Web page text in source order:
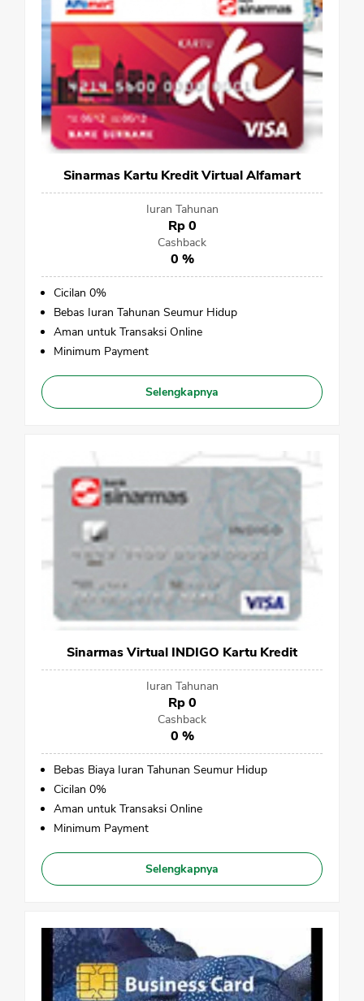
Sinarmas Kartu Kredit Virtual Alfamart
Iuran Tahunan
Rp 0
Cashback
0 %
Cicilan 0%
Bebas Iuran Tahunan Seumur Hidup
Aman untuk Transaksi Online
Minimum Payment
Selengkapnya
Sinarmas Virtual INDIGO Kartu Kredit
Iuran Tahunan
Rp 0
Cashback
0 %
Bebas Biaya Iuran Tahunan Seumur Hidup
Cicilan 0%
Aman untuk Transaksi Online
Minimum Payment
Selengkapnya